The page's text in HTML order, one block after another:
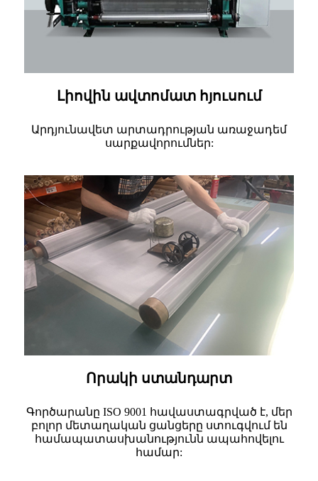
Լիովին ավտոմատ հյուսում
Արդյունավետ արտադրության առաջադեմ
սարքավորումներ:
Որակի ստանդարտ
Գործարանը ISO 9001 հավաստագրված է, մեր
բոլոր մետաղական ցանցերը ստուգվում են
համապատասխանությունն ապահովելու
համար: